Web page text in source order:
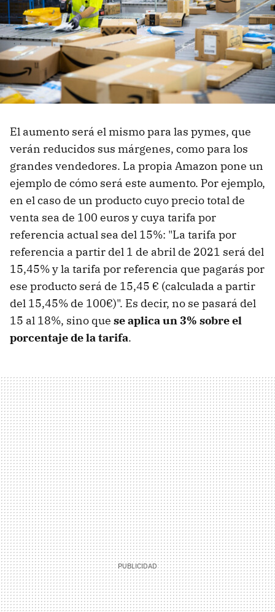
El aumento será el mismo para las pymes, que
verán reducidos sus márgenes, como para los
grandes vendedores. La propia Amazon pone un
ejemplo de cómo será este aumento. Por ejemplo,
en el caso de un producto cuyo precio total de
venta sea de 100 euros y cuya tarifa por
referencia actual sea del 15%: "La tarifa por
referencia a partir del 1 de abril de 2021 será del
15,45% y la tarifa por referencia que pagarás por
ese producto será de 15,45 € (calculada a partir
del 15,45% de 100€)". Es decir, no se pasará del
15 al 18%, sino que se aplica un 3% sobre el
porcentaje de la tarifa.